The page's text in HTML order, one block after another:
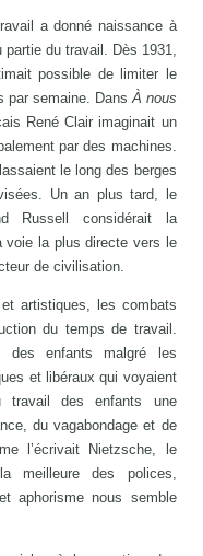
a donné naissance à
du travail. Dès 1931,
possible de limiter le
par semaine. Dans À nous
René Clair imaginait un
par des machines.
le long des berges
Un an plus tard, le
Russell considérait la
voie la plus directe vers le
de civilisation.
artistiques, les combats
du temps de travail.
des enfants malgré les
et libéraux qui voyaient
travail des enfants une
du vagabondage et de
l’écrivait Nietzsche, le
meilleure des polices,
aphorisme nous semble